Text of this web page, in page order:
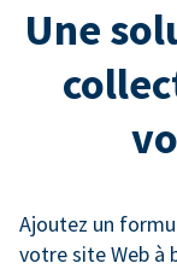
Une
Ajoutez un
votre site Web à